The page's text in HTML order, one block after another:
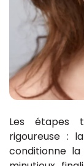
Les étapes
rigoureuse :
conditionne